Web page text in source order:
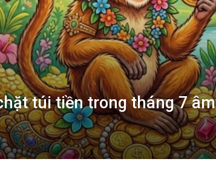
túi tiền trong tháng 7 âm